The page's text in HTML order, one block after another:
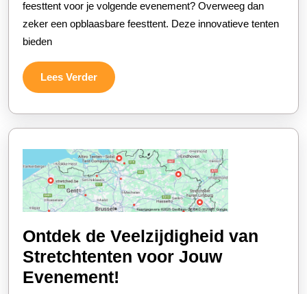
Opblaasbare
Feesttent
feesttent voor je volgende evenement? Overweeg dan
zeker een opblaasbare feesttent. Deze innovatieve tenten
bieden
Lees VerderLees
Verder
Ontdek de Veelzijdigheid van
Stretchtenten voor Jouw
Evenement!